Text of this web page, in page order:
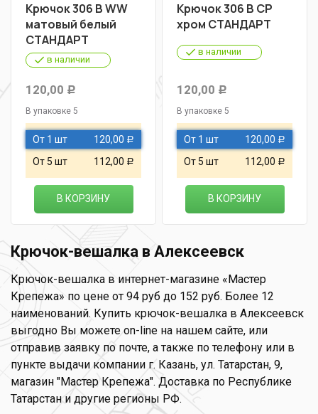
Крючок 306 В WW
матовый белый
СТАНДАРТ
в наличии
120,00 Р
В упаковке 5
От 1 шт 120,00 Р
От 5 шт 112,00 Р
В КОРЗИНУ
Крючок 306 В СР
хром СТАНДАРТ
в наличии
120,00 Р
В упаковке 5
От 1 шт 120,00 Р
От 5 шт 112,00 Р
В КОРЗИНУ
Крючок-вешалка в Алексеевск
Крючок-вешалка в интернет-магазине «Мастер
Крепежа» по цене от 94 руб до 152 руб. Более 12
наименований. Купить крючок-вешалка в Алексеевск
выгодно Вы можете on-line на нашем сайте, или
отправив заявку по почте, а также по телефону или в
пункте выдачи компании г. Казань, ул. Татарстан, 9,
магазин "Мастер Крепежа". Доставка по Республике
Татарстан и другие регионы РФ.